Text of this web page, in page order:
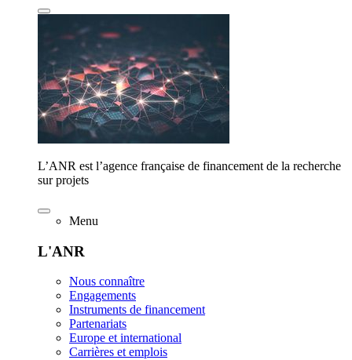
L’ANR est l’agence française de financement de la recherche
sur projets
Menu
L'ANR
Nous connaître
Engagements
Instruments de financement
Partenariats
Europe et international
Carrières et emplois